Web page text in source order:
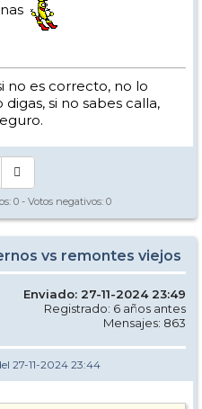
no es correcto, no lo
si no sabes calla,
0 - Votos negativos: 0
vs remontes viejos
Enviado: 27-11-2024 23:49
Registrado: 6 años antes
Mensajes: 863
27-11-2024 23:44